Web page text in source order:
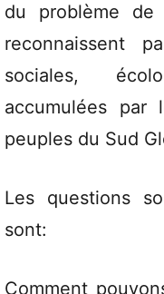
du problème
reconnaissent
sociales,
accumulées par
peuples du Sud
Les questions
sont:
Comment